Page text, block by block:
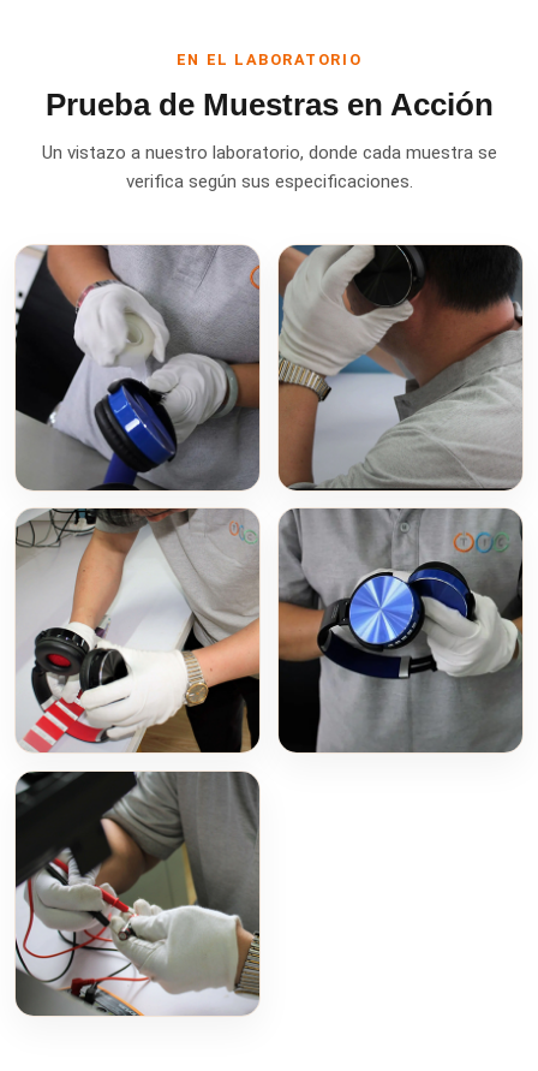
EN EL LABORATORIO
Prueba de Muestras en Acción
Un vistazo a nuestro laboratorio, donde cada muestra se
verifica según sus especificaciones.